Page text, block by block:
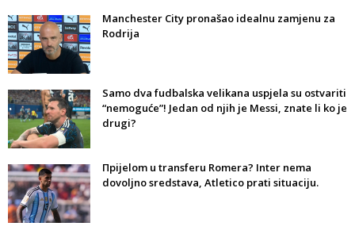
Manchester City pronašao idealnu zamjenu za
Rodrija
Samo dva fudbalska velikana uspjela su ostvariti
“nemoguće”! Jedan od njih je Messi, znate li ko je
drugi?
Прijelom u transferu Romera? Inter nema
dovoljno sredstava, Atletico prati situaciju.